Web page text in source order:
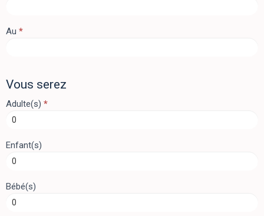
Au *
Vous serez
Adulte(s) *
Enfant(s)
Bébé(s)